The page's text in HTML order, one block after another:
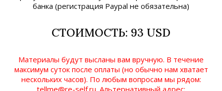
банка (регистрация Paypal не обязательна)
СТОИМОСТЬ: 93 USD
Материалы будут высланы вам вручную. В течение
максимум суток после оплаты (но обычно нам хватает
нескольких часов). По любым вопросам мы рядом: